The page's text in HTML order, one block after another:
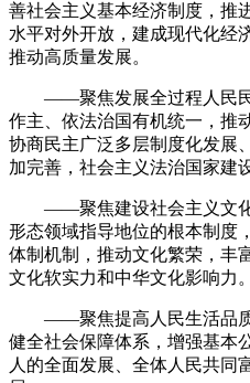
善社会主义基本经济制度，推
水平对外开放，建成现代化经
推动高质量发展。
——聚焦发展全过程人民民
作主、依法治国有机统一，推
协商民主广泛多层制度化发展
加完善，社会主义法治国家建
——聚焦建设社会主义文化
形态领域指导地位的根本制度
体制机制，推动文化繁荣，丰
文化软实力和中华文化影响力。
——聚焦提高人民生活品质
健全社会保障体系，增强基本
人的全面发展、全体人民共同